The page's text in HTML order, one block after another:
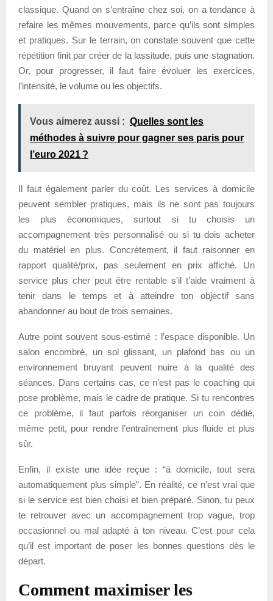
classique. Quand on s’entraîne chez soi, on a tendance à
refaire les mêmes mouvements, parce qu’ils sont simples
et pratiques. Sur le terrain, on constate souvent que cette
répétition finit par créer de la lassitude, puis une stagnation.
Or, pour progresser, il faut faire évoluer les exercices,
l’intensité, le volume ou les objectifs.
Vous aimerez aussi : Quelles sont les
méthodes à suivre pour gagner ses paris pour
l’euro 2021 ?
Il faut également parler du coût. Les services à domicile
peuvent sembler pratiques, mais ils ne sont pas toujours
les plus économiques, surtout si tu choisis un
accompagnement très personnalisé ou si tu dois acheter
du matériel en plus. Concrètement, il faut raisonner en
rapport qualité/prix, pas seulement en prix affiché. Un
service plus cher peut être rentable s’il t’aide vraiment à
tenir dans le temps et à atteindre ton objectif sans
abandonner au bout de trois semaines.
Autre point souvent sous-estimé : l’espace disponible. Un
salon encombré, un sol glissant, un plafond bas ou un
environnement bruyant peuvent nuire à la qualité des
séances. Dans certains cas, ce n’est pas le coaching qui
pose problème, mais le cadre de pratique. Si tu rencontres
ce problème, il faut parfois réorganiser un coin dédié,
même petit, pour rendre l’entraînement plus fluide et plus
sûr.
Enfin, il existe une idée reçue : “à domicile, tout sera
automatiquement plus simple”. En réalité, ce n’est vrai que
si le service est bien choisi et bien préparé. Sinon, tu peux
te retrouver avec un accompagnement trop vague, trop
occasionnel ou mal adapté à ton niveau. C’est pour cela
qu’il est important de poser les bonnes questions dès le
départ.
Comment maximiser les